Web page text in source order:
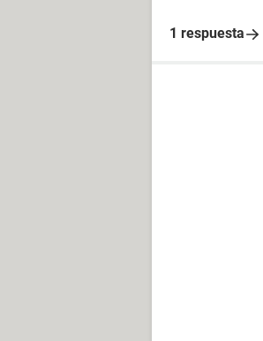
1 respuesta